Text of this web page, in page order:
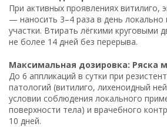
При активных проявлениях витилиго,
— наносить 3–4 раза в день
участки. Втирать лёгкими круговыми
не более 14 дней без перерыва.
Максимальная дозировка: Ряска
До 6 аппликаций в сутки при
патологий (витилиго, лихеноидный
условии соблюдения локального
поверхности тела) и врачебного
10 дней.